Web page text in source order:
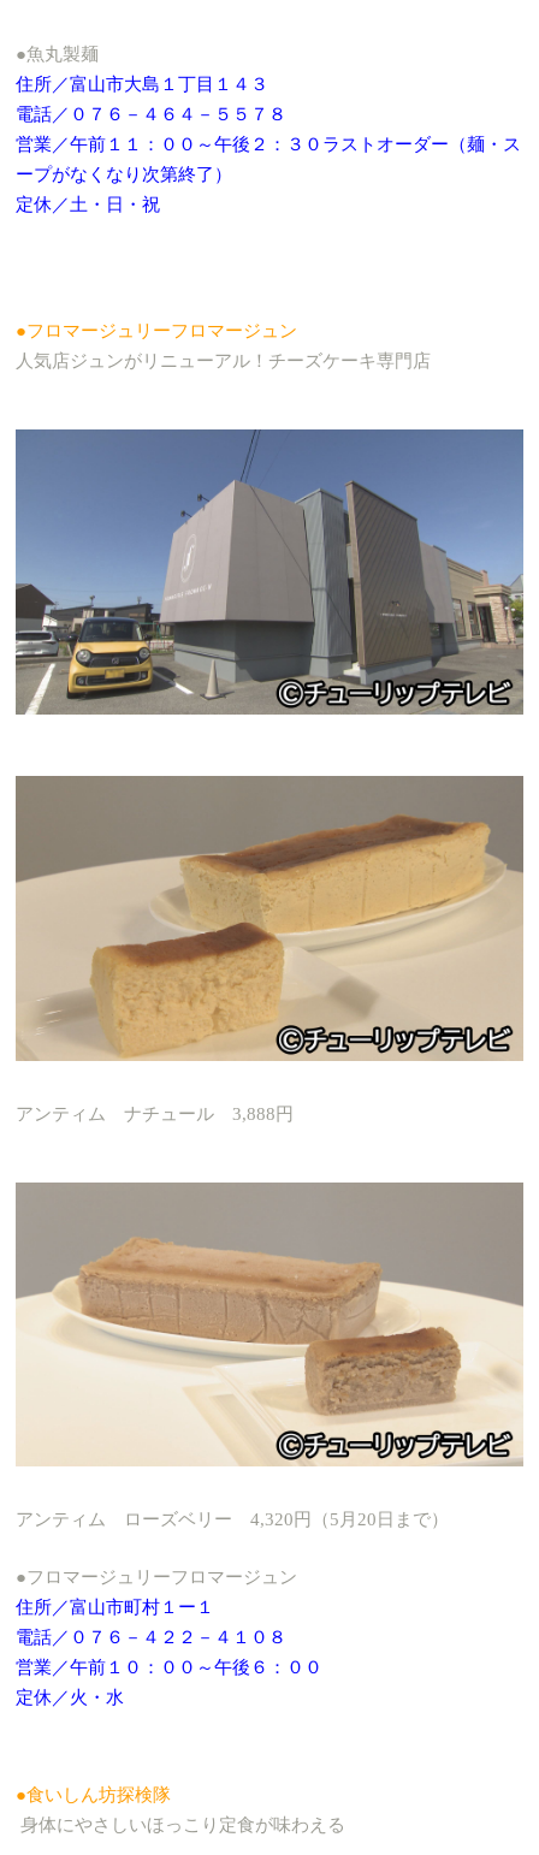
●魚丸製麺
住所／富山市大島１丁目１４３
電話／０７６－４６４－５５７８
営業／午前１１：００～午後２：３０ラストオーダー（麺・ス
ープがなくなり次第終了）
定休／土・日・祝
●フロマージュリーフロマージュン
人気店ジュンがリニューアル！チーズケーキ専門店
アンティム ナチュール 3,888円
アンティム ローズベリー 4,320円（5月20日まで）
●フロマージュリーフロマージュン
住所／富山市町村１ー１
電話／０７６－４２２－４１０８
営業／午前１０：００～午後６：００
定休／火・水
●食いしん坊探検隊
身体にやさしいほっこり定食が味わえる